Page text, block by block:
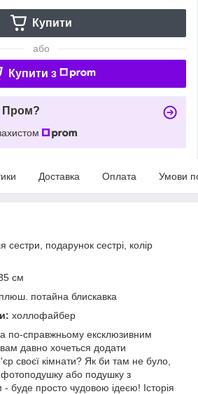
Купити
або
Купити з
Пром?
Доставка Оплата Умови
подарунок сестрі, колір
см
плюш. потайна блискавка
холлофайбер
по-справжньому ексклюзивним
давно хочеться додати
своєї кімнати? Як би там не було,
фотоподушку або подушку з
буде просто чудовою ідеєю! Історія